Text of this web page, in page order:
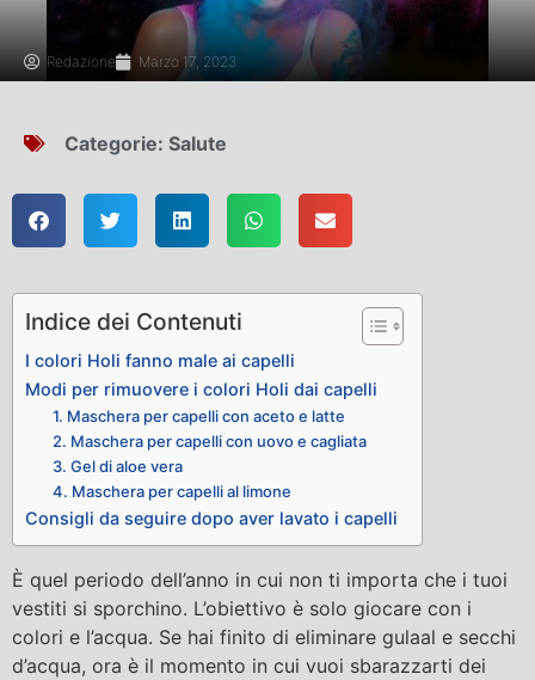
Redazione Marzo 17, 2023
Categorie: Salute
Indice dei Contenuti
I colori Holi fanno male ai capelli
Modi per rimuovere i colori Holi dai capelli
1. Maschera per capelli con aceto e latte
2. Maschera per capelli con uovo e cagliata
3. Gel di aloe vera
4. Maschera per capelli al limone
Consigli da seguire dopo aver lavato i capelli
È quel periodo dell’anno in cui non ti importa che i tuoi
vestiti si sporchino. L’obiettivo è solo giocare con i
colori e l’acqua. Se hai finito di eliminare gulaal e secchi
d’acqua, ora è il momento in cui vuoi sbarazzarti dei